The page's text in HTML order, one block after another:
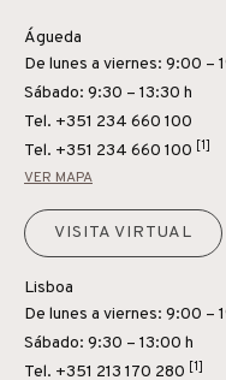
Águeda
De lunes a viernes: 9:00 –
Sábado: 9:30 – 13:30 h
Tel. +351 234 660 100
Tel. +351 234 660 100 [1]
VER MAPA
VISITA VIRTUAL
Lisboa
De lunes a viernes: 9:00 –
Sábado: 9:30 – 13:00 h
Tel. +351 213 170 280 [1]